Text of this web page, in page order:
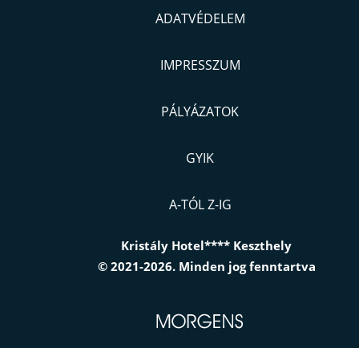
ADATVÉDELEM
IMPRESSZUM
PÁLYÁZATOK
GYIK
A-TÓL Z-IG
Kristály Hotel**** Keszthely
© 2021-2026. Minden jog fenntartva